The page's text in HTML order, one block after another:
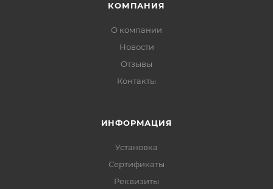
КОМПАНИЯ
О компании
Новости
Отзывы
Контакты
ИНФОРМАЦИЯ
Установка
Сертификаты
Реквизиты